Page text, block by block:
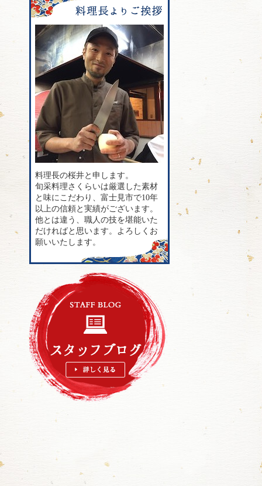
料理長の桜井と申します。
旬采料理さくらいは厳選した素材
と味にこだわり、富士見市で10年
以上の信頼と実績がございます。
他とは違う、職人の技を堪能いた
だければと思います。よろしくお
願いいたします。